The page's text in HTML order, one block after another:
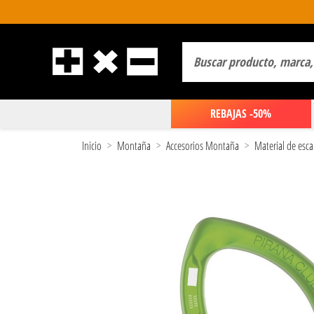
REBAJAS -50%
Inicio Montaña Accesorios Montaña Material de